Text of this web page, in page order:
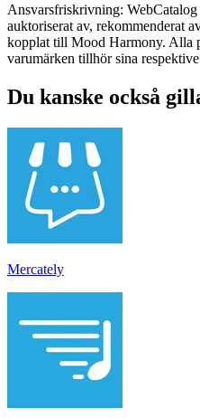
Ansvarsfriskrivning: WebCatalog
auktoriserat av, rekommenderat
kopplat till Mood Harmony. Alla
varumärken tillhör sina respektive
Du kanske också
Mercately